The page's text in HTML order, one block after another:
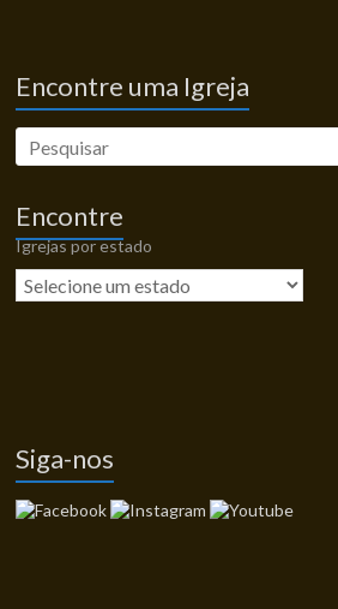
Encontre uma Igreja
Encontre
Igrejas por estado
Siga-nos